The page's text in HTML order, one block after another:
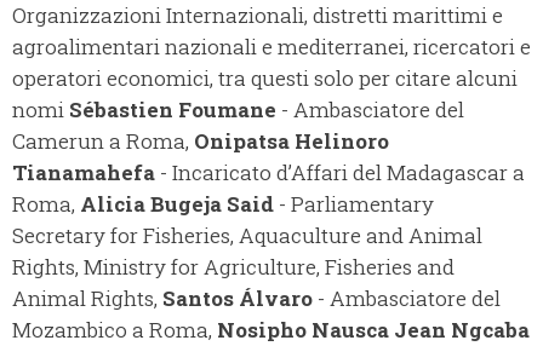
Organizzazioni Internazionali, distretti marittimi e
agroalimentari nazionali e mediterranei, ricercatori e
operatori economici, tra questi solo per citare alcuni
nomi Sébastien Foumane - Ambasciatore del
Camerun a Roma, Onipatsa Helinoro
Tianamahefa - Incaricato d’Affari del Madagascar a
Roma, Alicia Bugeja Said - Parliamentary
Secretary for Fisheries, Aquaculture and Animal
Rights, Ministry for Agriculture, Fisheries and
Animal Rights, Santos Álvaro - Ambasciatore del
Mozambico a Roma, Nosipho Nausca Jean Ngcaba